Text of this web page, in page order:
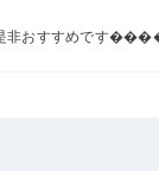
是非おすすめです